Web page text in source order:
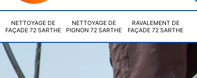
NETTOYAGE DE
FAÇADE 72 SARTHE
NETTOYAGE DE
PIGNON 72 SARTHE
RAVALEMENT DE
FAÇADE 72 SARTHE